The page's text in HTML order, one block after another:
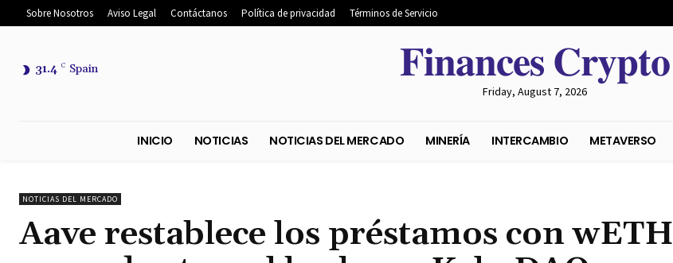
Sobre Nosotros Aviso Legal Contáctanos Política de privacidad Términos de Servicio
31.4 C Spain 𝐅𝐢𝐧𝐚𝐧𝐜𝐞𝐬 𝐂𝐫𝐲𝐩𝐭𝐨
Friday, August 7, 2026
NOTICIAS DEL MERCADO
Aave restablece los préstamos con wETH